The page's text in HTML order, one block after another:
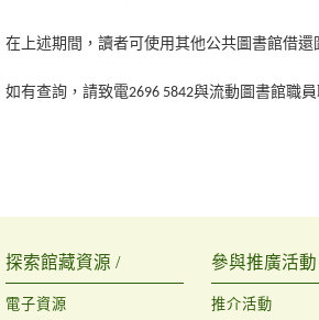
在上述期間，讀者可使用其他公共圖書館借還
如有查詢，請致電2696 5842與流動圖書館職員
探索館藏資源 /
電子資源
參與推廣活動
推介活動